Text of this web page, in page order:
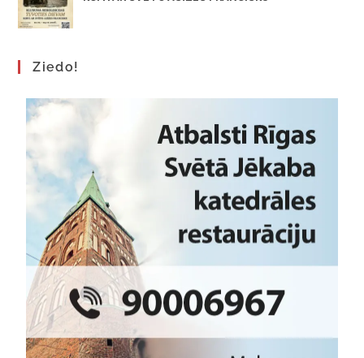
Ziedo!